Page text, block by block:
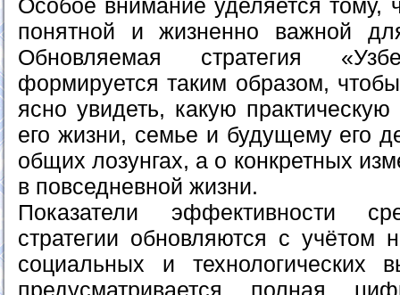
Особое внимание уделяется тому,
понятной и жизненно важной
Обновляемая стратегия
формируется таким образом,
ясно увидеть, какую
его жизни, семье и будущему его
общих лозунгах, а о конкретных
в повседневной жизни.
Показатели эффективности
стратегии обновляются с учётом
социальных и технологических
предусматривается полная